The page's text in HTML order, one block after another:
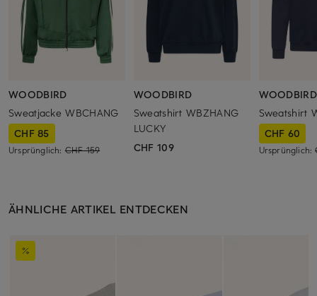
WOODBIRD
Sweatjacke WBCHANG
CHF 85
Ursprünglich: CHF 159
WOODBIRD
Sweatshirt WBZHANG
LUCKY
CHF 109
WOODBIRD
Sweatshirt
CHF 60
Ursprünglich:
ÄHNLICHE ARTIKEL ENTDECKEN